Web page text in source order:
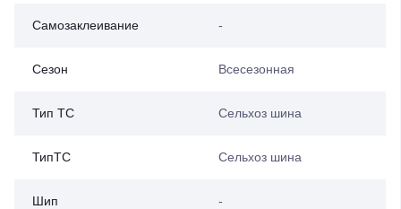
Самозаклеивание -
Сезон Всесезонная
Тип ТС Сельхоз шина
ТипТС Сельхоз шина
Шип -